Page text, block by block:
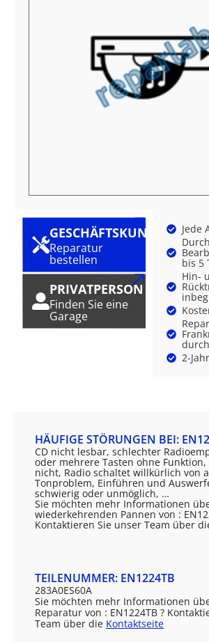
GESCHÄFTSKUNDE
Reparatur
bestellen
PRIVATPERSON
Finden Sie eine
Garage
Jede
bis 5
Hin-
2-
HÄUFIGE STÖRUNGEN BEI:
CD nicht lesbar, schlechter
oder mehrere Tasten ohne
nicht, Radio schaltet willkürlich von
Tonproblem, Einführen und
schwierig oder unmöglich, …
Sie möchten mehr Informationen
wiederkehrenden Pannen von :
Kontaktieren Sie unser Team über
TEILENUMMER: EN1224TB
283A0ES60A
Sie möchten mehr Informationen
Reparatur von : EN1224TB ?
Team über die Kontaktseite